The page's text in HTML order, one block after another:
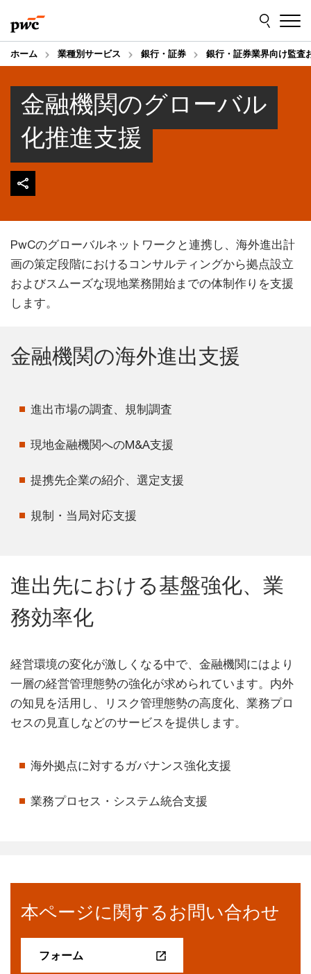
to
content
to
footer
ホーム 業種別サービス 銀行・証券 銀行・証券業界向け監査
金融機関のグローバル
化推進支援
PwCのグローバルネットワークと連携し、海外進出計
画の策定段階におけるコンサルティングから拠点設立
およびスムーズな現地業務開始までの体制作りを支援
します。
金融機関の海外進出支援
進出市場の調査、規制調査
現地金融機関へのM&A支援
提携先企業の紹介、選定支援
規制・当局対応支援
進出先における基盤強化、業
務効率化
経営環境の変化が激しくなる中で、金融機関にはより
一層の経営管理態勢の強化が求められています。内外
の知見を活用し、リスク管理態勢の高度化、業務プロ
セスの見直しなどのサービスを提供します。
海外拠点に対するガバナンス強化支援
業務プロセス・システム統合支援
本ページに関するお問い合わせ
フォーム